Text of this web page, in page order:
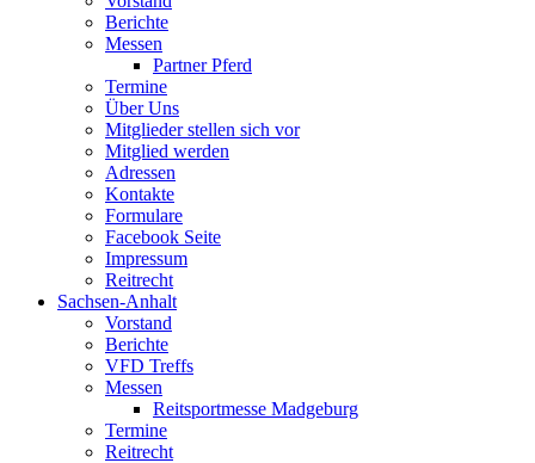
Berichte
Messen
Partner Pferd
Termine
Über Uns
Mitglieder stellen sich vor
Mitglied werden
Adressen
Kontakte
Formulare
Facebook Seite
Impressum
Reitrecht
Sachsen-Anhalt
Vorstand
Berichte
VFD Treffs
Messen
Reitsportmesse Madgeburg
Termine
Reitrecht